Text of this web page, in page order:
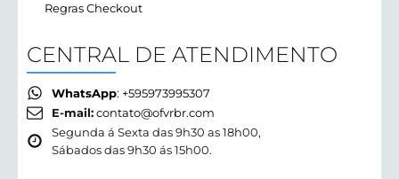
Regras Checkout
CENTRAL DE ATENDIMENTO
WhatsApp: +595973995307
E-mail:contato@ofvrbr.com
Segunda á Sexta das 9h30 as 18h00,
Sábados das 9h30 ás 15h00.